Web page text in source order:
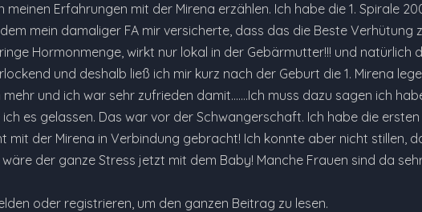
Erfahrungen mit der Mirena erzählen. Ich habe die 1. Spirale
mein damaliger FA mir versicherte, dass das die Beste Verhütung
Hormonmenge, wirkt nur lokal in der Gebärmutter!!! und natürlich
und deshalb ließ ich mir kurz nach der Geburt die 1. Mirena
und ich war sehr zufrieden damit.......Ich muss dazu sagen ich
es gelassen. Das war vor der Schwangerschaft. Ich habe die
mit der Mirena in Verbindung gebracht! Ich konnte aber nicht stillen,
wäre der ganze Stress jetzt mit dem Baby! Manche Frauen sind da
oder registrieren, um den ganzen Beitrag zu lesen.